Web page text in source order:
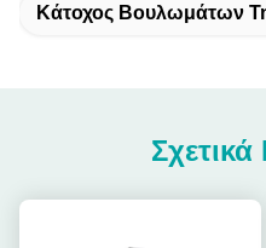
Κάτοχος Βουλωμάτων